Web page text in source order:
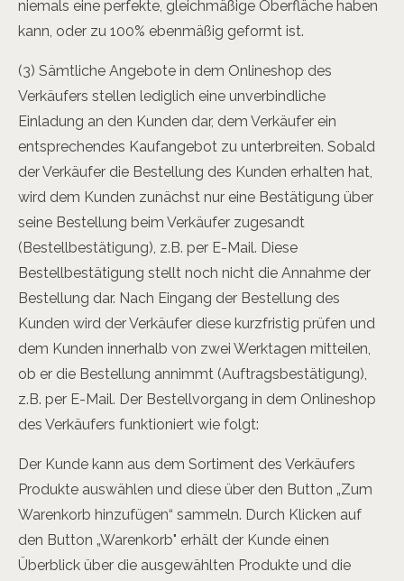
niemals eine perfekte, gleichmäßige Oberfläche haben
kann, oder zu 100% ebenmäßig geformt ist.
(3) Sämtliche Angebote in dem Onlineshop des
Verkäufers stellen lediglich eine unverbindliche
Einladung an den Kunden dar, dem Verkäufer ein
entsprechendes Kaufangebot zu unterbreiten. Sobald
der Verkäufer die Bestellung des Kunden erhalten hat,
wird dem Kunden zunächst nur eine Bestätigung über
seine Bestellung beim Verkäufer zugesandt
(Bestellbestätigung), z.B. per E-Mail. Diese
Bestellbestätigung stellt noch nicht die Annahme der
Bestellung dar. Nach Eingang der Bestellung des
Kunden wird der Verkäufer diese kurzfristig prüfen und
dem Kunden innerhalb von zwei Werktagen mitteilen,
ob er die Bestellung annimmt (Auftragsbestätigung),
z.B. per E-Mail. Der Bestellvorgang in dem Onlineshop
des Verkäufers funktioniert wie folgt:
Der Kunde kann aus dem Sortiment des Verkäufers
Produkte auswählen und diese über den Button „Zum
Warenkorb hinzufügen“ sammeln. Durch Klicken auf
den Button „Warenkorb" erhält der Kunde einen
Überblick über die ausgewählten Produkte und die